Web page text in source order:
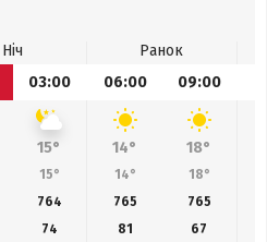
Ніч
Ранок
03:00 06:00 09:00
15° 14° 18°
15° 14° 18°
764 765 765
74 81 67